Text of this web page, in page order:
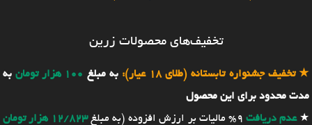
تخفیف‌های محصولات زرین
★تخفیف جشنواره تابستانه (طلای 18 عیار): به مبلغ 100 هزار تومان
به
مدت محدود برای این محصول
★عدم دریافت 9% مالیات بر ارزش افزوده (به مبلغ
12/823 هزار تومان